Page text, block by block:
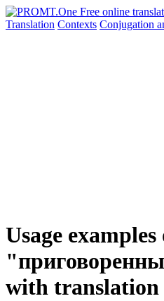
Translation Contexts Conjugation
Usage examples
with translation